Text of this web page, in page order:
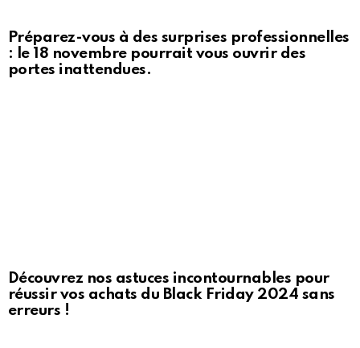
Préparez-vous à des surprises professionnelles
: le 18 novembre pourrait vous ouvrir des
portes inattendues.
Découvrez nos astuces incontournables pour
réussir vos achats du Black Friday 2024 sans
erreurs !